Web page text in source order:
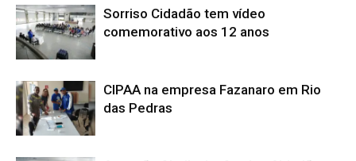
Sorriso Cidadão tem vídeo
comemorativo aos 12 anos
CIPAA na empresa Fazanaro em Rio
das Pedras